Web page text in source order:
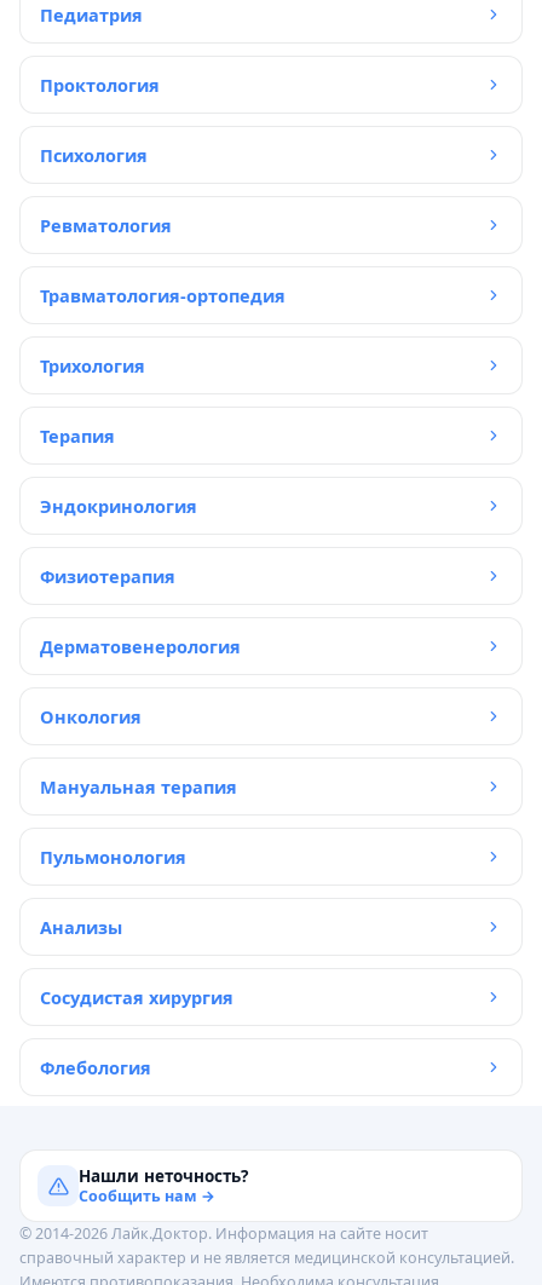
Педиатрия
Проктология
Психология
Ревматология
Травматология-ортопедия
Трихология
Терапия
Эндокринология
Физиотерапия
Дерматовенерология
Онкология
Мануальная терапия
Пульмонология
Анализы
Сосудистая хирургия
Флебология
Нашли неточность?
Сообщить нам →
© 2014-2026 Лайк.Доктор. Информация на сайте носит
справочный характер и не является медицинской консультацией.